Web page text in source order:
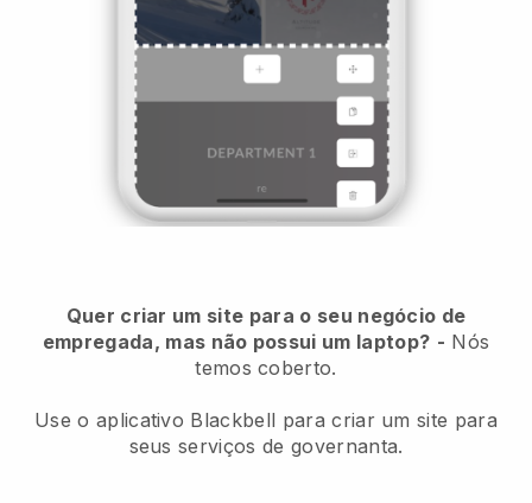
Quer criar um site para o seu negócio de
empregada, mas não possui um laptop? - Nós
temos coberto.
Use o aplicativo Blackbell para criar um site para
seus serviços de governanta.